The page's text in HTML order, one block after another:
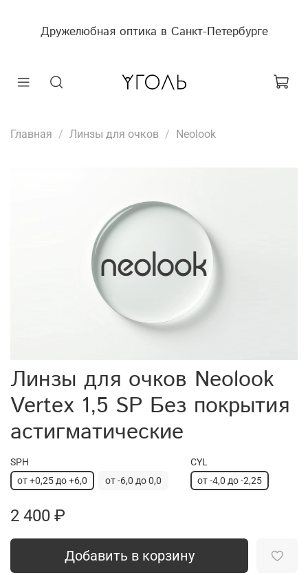
Дружелюбная оптика в Санкт-Петербурге
Главная Линзы для очков Neolook
Линзы для очков Neolook
Vertex 1,5 SP Без покрытия
астигматические
SPH
от +0,25 до +6,0
от -6,0 до 0,0
CYL
от -4,0 до -2,25
2 400 ₽
Добавить в корзину